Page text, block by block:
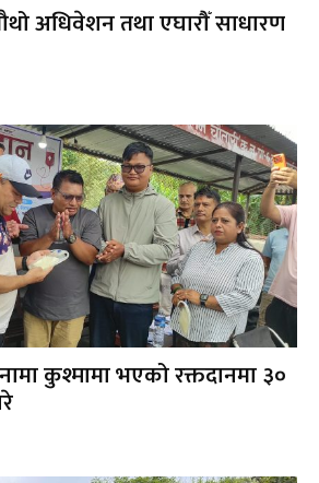
अधिवेशन तथा एघारौँ साधारण
कुश्मामा भएको रक्तदानमा ३०